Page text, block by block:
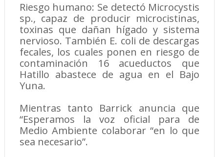
Riesgo humano: Se detectó Microcystis
sp., capaz de producir microcistinas,
toxinas que dañan hígado y sistema
nervioso. También E. coli de descargas
fecales, los cuales ponen en riesgo de
contaminación 16 acueductos que
Hatillo abastece de agua en el Bajo
Yuna.
Mientras tanto Barrick anuncia que
“Esperamos la voz oficial para de
Medio Ambiente colaborar “en lo que
sea necesario”.